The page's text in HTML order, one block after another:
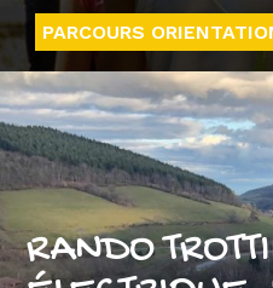
PARCOURS
RANDO